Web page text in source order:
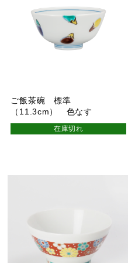
ご飯茶碗 標準
（11.3cm） 色なす
在庫切れ